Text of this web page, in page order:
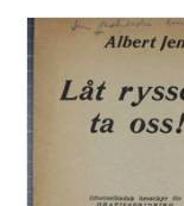
Relaterade
poster
och
teman